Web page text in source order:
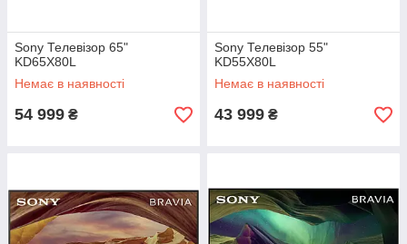
Sony Телевізор 65"
KD65X80L
Немає в наявності
54 999 ₴
Sony Телевізор 55"
KD55X80L
Немає в наявності
43 999 ₴